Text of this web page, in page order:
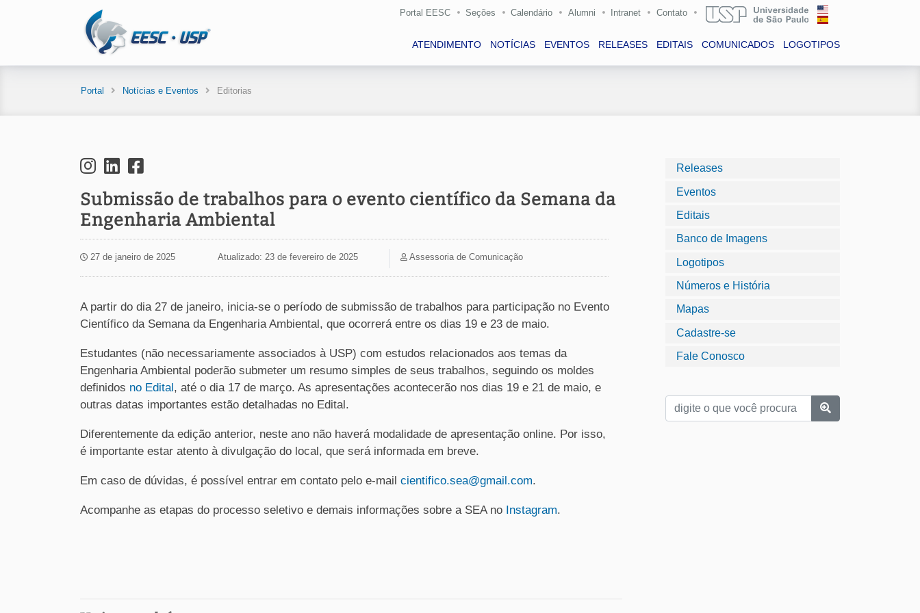
Portal EESC Seções Calendário Alumni Intranet Contato
ATENDIMENTO NOTÍCIAS EVENTOS RELEASES EDITAIS COMUNICADOS LOGOTIPOS
Portal Notícias e Eventos Editorias
Submissão de trabalhos para o evento científico da Semana da
Engenharia Ambiental
27 de janeiro de 2025 Atualizado: 23 de fevereiro de 2025 Assessoria de Comunicação
A partir do dia 27 de janeiro, inicia-se o período de submissão de trabalhos para participação no Evento
Científico da Semana da Engenharia Ambiental, que ocorrerá entre os dias 19 e 23 de maio.
Estudantes (não necessariamente associados à USP) com estudos relacionados aos temas da
Engenharia Ambiental poderão submeter um resumo simples de seus trabalhos, seguindo os moldes
definidos no Edital, até o dia 17 de março. As apresentações acontecerão nos dias 19 e 21 de maio, e
outras datas importantes estão detalhadas no Edital.
Diferentemente da edição anterior, neste ano não haverá modalidade de apresentação online. Por isso,
é importante estar atento à divulgação do local, que será informada em breve.
Em caso de dúvidas, é possível entrar em contato pelo e-mail cientifico.sea@gmail.com.
Acompanhe as etapas do processo seletivo e demais informações sobre a SEA no Instagram.
Releases
Eventos
Editais
Banco de Imagens
Logotipos
Números e História
Mapas
Cadastre-se
Fale Conosco